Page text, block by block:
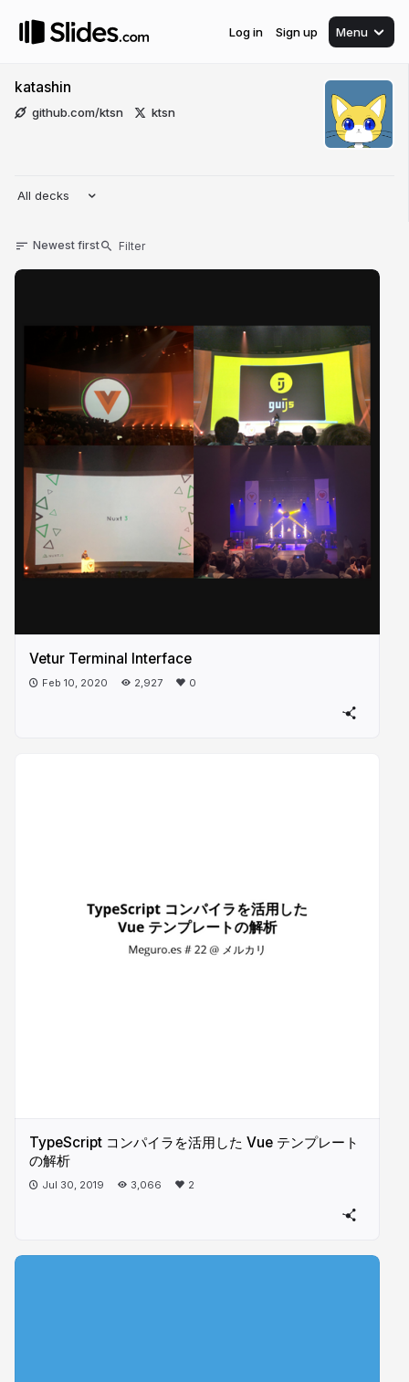
Log in Sign up Menu
katashin
github.com/ktsn ktsn
All decks
Newest first
Vetur Terminal Interface
Feb 10, 2020 2,927 0
TypeScript コンパイラを活用した Vue テンプレート
の解析
Jul 30, 2019 3,066 2